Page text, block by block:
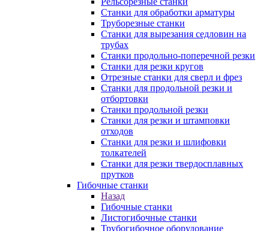
Станки для обработки арматуры
Труборезные станки
Станки для вырезания седловин на
трубаx
Станки продольно-поперечной резки
Станки для резки кругов
Отрезные станки для сверл и фрез
Станки для продольной резки и
отбортовки
Станки продольной резки
Станки для резки и штамповки
отходов
Станки для резки и шлифовки
толкателей
Станки для резки твердосплавных
прутков
Гибочные станки
Назад
Гибочные станки
Листогибочные станки
Трубогибочное оборудование